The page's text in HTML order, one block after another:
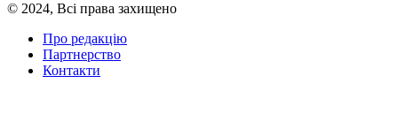
© 2024, Всі права захищено
Про редакцію
Партнерство
Контакти